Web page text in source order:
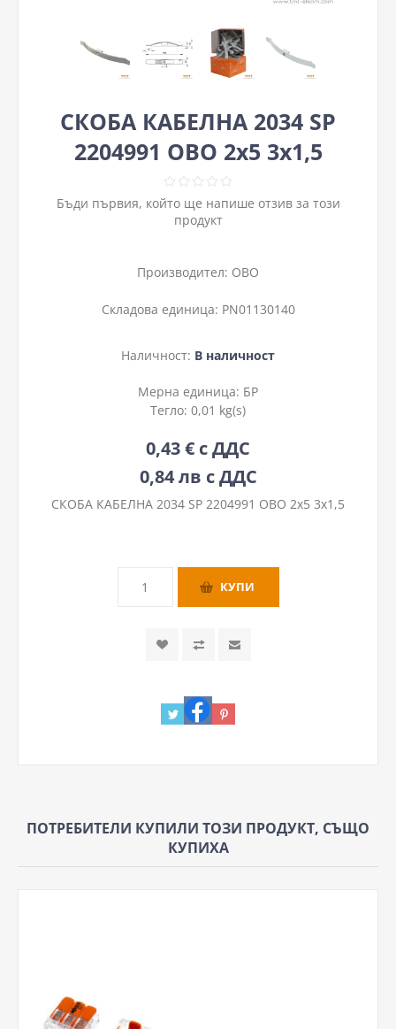
СКОБА КАБЕЛНА 2034 SP
2204991 OBO 2x5 3x1,5
Бъди първия, който ще напише отзив за този
продукт
Производител: OBO
Складова единица: PN01130140
Наличност: В наличност
Мерна единица: БР
Тегло: 0,01 kg(s)
0,43 € с ДДС
0,84 лв с ДДС
СКОБА КАБЕЛНА 2034 SP 2204991 OBO 2x5 3x1,5
ПОТРЕБИТЕЛИ КУПИЛИ ТОЗИ ПРОДУКТ, СЪЩО
КУПИХА